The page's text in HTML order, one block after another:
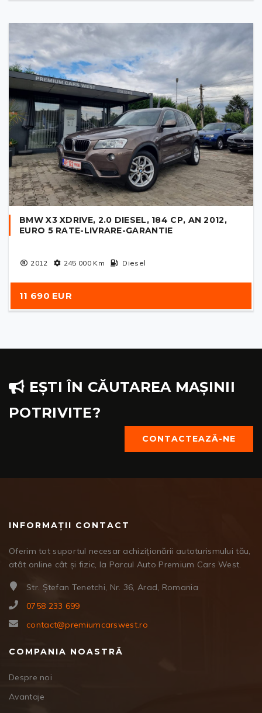
BMW X3 XDRIVE, 2.0 DIESEL, 184 CP, AN 2012,
EURO 5 RATE-LIVRARE-GARANTIE
2012 245 000Km Diesel
11 690 EUR
EȘTI ÎN CĂUTAREA MAȘINII
POTRIVITE?
CONTACTEAZĂ-NE
INFORMAȚII CONTACT
Oferim tot suportul necesar achiziționării autoturismului tău,
atât online cât și fizic, la Parcul Auto Premium Cars West.
Str. Ștefan Tenetchi, Nr. 36, Arad, Romania
0758 233 699
contact@premiumcarswest.ro
COMPANIA NOASTRĂ
Despre noi
Avantaje